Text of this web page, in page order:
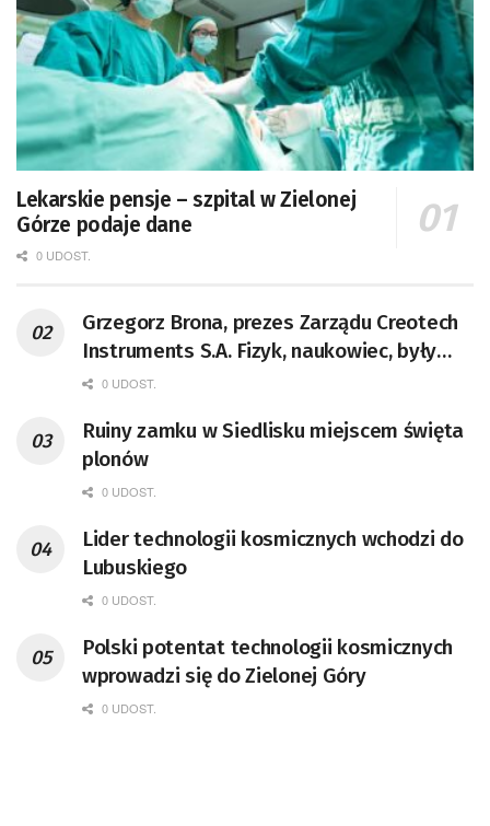
Lekarskie pensje – szpital w Zielonej
Górze podaje dane
0 UDOST.
Grzegorz Brona, prezes Zarządu Creotech
Instruments S.A. Fizyk, naukowiec, były
pracownik CERN w Genewie,
doktor habilitowany nauk fizycznych,
koordynator Rady Sektorowej ds.
Kompetencji Przemysłu Lotniczo-
Badań Kosmicznych i Satelitarnych PAN.
0 UDOST.
Ruiny zamku w Siedlisku miejscem święta
plonów
0 UDOST.
Lider technologii kosmicznych wchodzi do
Lubuskiego
0 UDOST.
Polski potentat technologii kosmicznych
wprowadzi się do Zielonej Góry
0 UDOST.